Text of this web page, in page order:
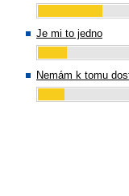
Je mi to jedno
Nemám k tomu